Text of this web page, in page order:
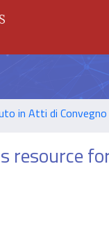
in Atti di Convegno
resource